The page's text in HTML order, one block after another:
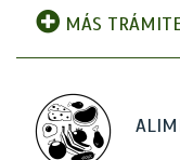
MÁS